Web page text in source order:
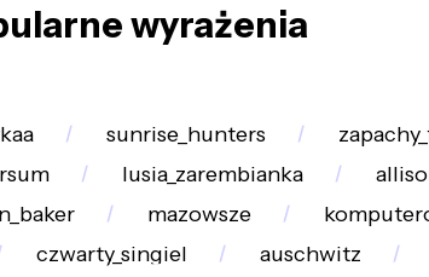
wyrażenia
sunrise_hunters
lusia_zarembianka
mazowsze
czwarty_singiel auschwitz